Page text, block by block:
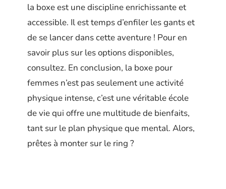
la boxe est une discipline enrichissante et
accessible. Il est temps d’enfiler les gants et
de se lancer dans cette aventure ! Pour en
savoir plus sur les options disponibles,
consultez. En conclusion, la boxe pour
femmes n’est pas seulement une activité
physique intense, c’est une véritable école
de vie qui offre une multitude de bienfaits,
tant sur le plan physique que mental. Alors,
prêtes à monter sur le ring ?